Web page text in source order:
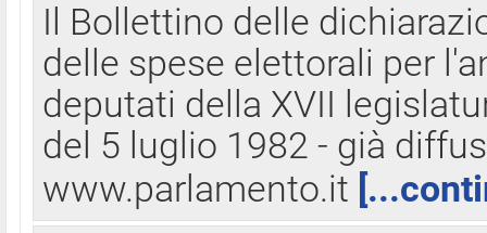
Il Bollettino delle
delle spese elettorali per
deputati della XVII
del 5 luglio 1982 - già
www.parlamento.it